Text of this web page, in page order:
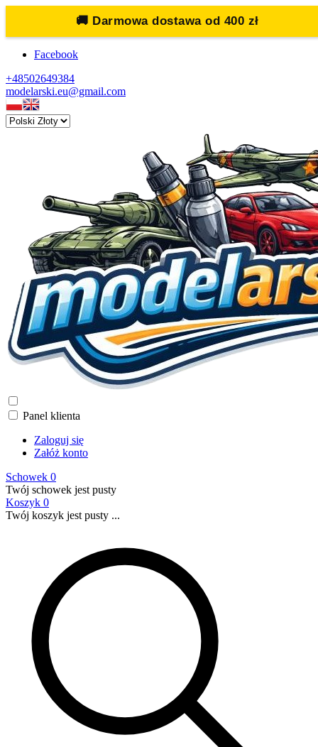
🚚 Darmowa dostawa od 400 zł
Facebook
+48502649384
modelarski.eu@gmail.com
Panel klienta
Zaloguj się
Załóż konto
Schowek 0
Twój schowek jest pusty
Koszyk 0
Twój koszyk jest pusty ...